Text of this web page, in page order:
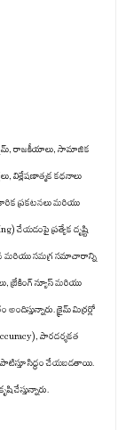
క్రైమ్, రాజకీయాలు, సామాజిక
విశ్లేషణాత్మక కథనాలు
ప్రకటనలు మరియు
చేయడంపై ప్రత్యేక దృష్టి
మరియు సమగ్ర సమాచారాన్ని
బ్రేకింగ్ న్యూస్ మరియు
క్రైమ్ మిర్రర్లో
పారదర్శకత
పాటిస్తూ సిద్ధం చేయబడతాయి.
చేస్తున్నారు.